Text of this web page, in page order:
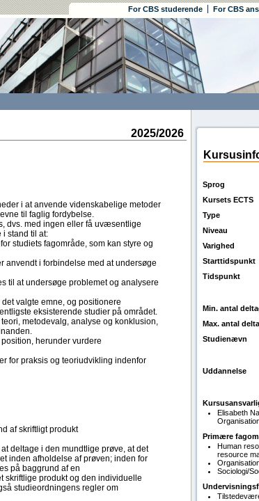
For CBS studerende For CBS
2025/2026
i at anvende videnskabelige metoder
til faglig fordybelse.
dvs. med ingen eller få uvæsentlige
i stand til at:
studiets fagområde, som kan styre og
anvendt i forbindelse med at undersøge
til at undersøge problemet og analysere
valgte emne, og positionere
eksisterende studier på området.
metodevalg, analyse og konklusion,
herunder vurdere
for praksis og teoriudvikling indenfor
af skriftligt produkt
deltage i den mundtlige prøve, at det
inden afholdelse af prøven; inden for
på baggrund af en
skriftlige produkt og den individuelle
studieordningens regler om
Sprog
Kursets ECTS
Type
Niveau
Varighed
Starttidspunkt
Tidspunkt
Min. antal
Max. antal
Studienævn
Uddannelse
Elisabeth
Primære
Human
resource
Sociologi/